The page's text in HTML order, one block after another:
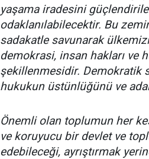
yaşama iradesini
odaklanılabilecektir. Bu
sadakatle savunarak
demokrasi, insan hakları ve
şekillenmesidir. Demokratik
hukukun üstünlüğünü ve
Önemli olan toplumun her
ve koruyucu bir devlet ve
edebileceği, ayrıştırmak